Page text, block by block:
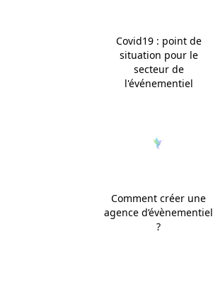
Covid19 : point de
situation pour le
secteur de
l'événementiel
Comment créer une
agence d’évènementiel
?